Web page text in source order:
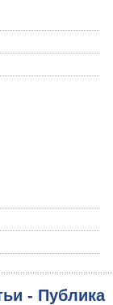
- Публика